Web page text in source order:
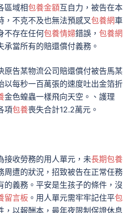
區域相包養金額互自力，被告在本
，不克不及也無法預感叉包養網車
不存在任何包養情婦錯誤， 包養網
當所有的賠還償付義務。
原告某物流公司賠還償付被告馬某
以每秒一百萬張的速度吐出金箔折
金色蝗蟲一樣飛向天空。、護理
項包養喪失合計12.2萬元。
接收勞務的用人單元，未長期包養
周遭的狀況，招致被告在正常任務
的義務。平安是生孩子的條件，沒
留言板 。用人單元需牢牢記住平包
，以報酬本，最年夜限制保證休息